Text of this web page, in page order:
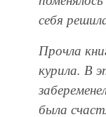
себя
Прочла
курила. В
была